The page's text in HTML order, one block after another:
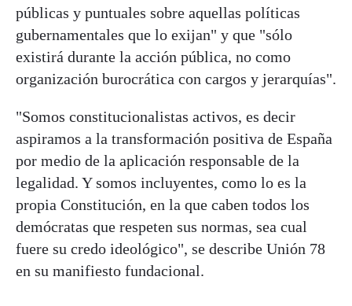
públicas y puntuales sobre aquellas políticas
gubernamentales que lo exijan" y que "sólo
existirá durante la acción pública, no como
organización burocrática con cargos y jerarquías".
"Somos constitucionalistas activos, es decir
aspiramos a la transformación positiva de España
por medio de la aplicación responsable de la
legalidad. Y somos incluyentes, como lo es la
propia Constitución, en la que caben todos los
demócratas que respeten sus normas, sea cual
fuere su credo ideológico", se describe Unión 78
en su manifiesto fundacional.